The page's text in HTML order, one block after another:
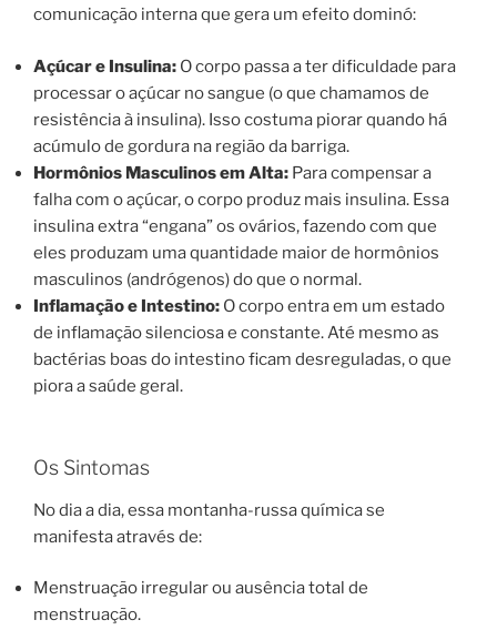
comunicação interna que gera um efeito dominó:
Açúcar e Insulina: O corpo passa a ter dificuldade para
processar o açúcar no sangue (o que chamamos de
resistência à insulina). Isso costuma piorar quando há
acúmulo de gordura na região da barriga.
Hormônios Masculinos em Alta: Para compensar a
falha com o açúcar, o corpo produz mais insulina. Essa
insulina extra “engana” os ovários, fazendo com que
eles produzam uma quantidade maior de hormônios
masculinos (andrógenos) do que o normal.
Inflamação e Intestino: O corpo entra em um estado
de inflamação silenciosa e constante. Até mesmo as
bactérias boas do intestino ficam desreguladas, o que
piora a saúde geral.
Os Sintomas
No dia a dia, essa montanha-russa química se
manifesta através de:
Menstruação irregular ou ausência total de
menstruação.